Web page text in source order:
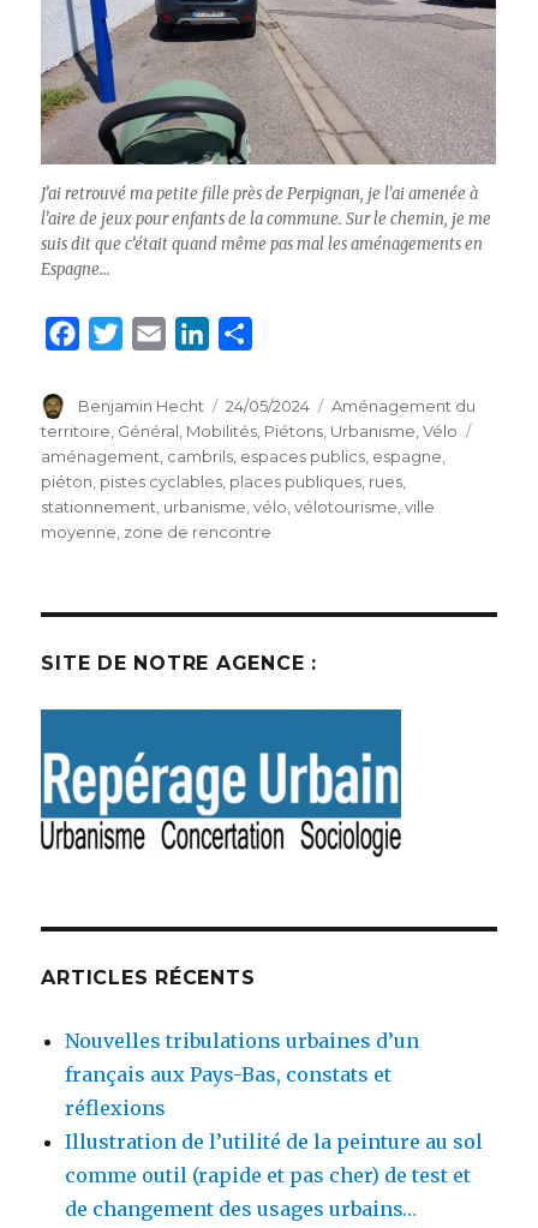
J’ai retrouvé ma petite fille près de Perpignan, je l’ai amenée à
l’aire de jeux pour enfants de la commune. Sur le chemin, je me
suis dit que c’était quand même pas mal les aménagements en
Espagne…
c
e
b
o
o
T
i
t
t
e
r
a
i
l
n
k
e
d
I
r
t
a
g
e
Auteur
Benjamin Hecht
Publié
le
24/05/2024 Catégories
Aménagement du
territoire Général Mobilités Piétons Urbanisme ,Vélo
aménagement cambrils espaces publics espagne
piéton pistes cyclables places publiques rues
stationnement urbanisme ,vélo ,vélotourisme ,ville
moyenne zone de rencontre
SITE DE NOTRE AGENCE :
ARTICLES RÉCENTS
Nouvelles tribulations urbaines d’un
français aux Pays-Bas, constats et
réflexions
Illustration de l’utilité de la peinture au sol
comme outil (rapide et pas cher) de test et
de changement des usages urbains…